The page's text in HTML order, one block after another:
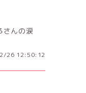
さんの涙
26 12:50:12